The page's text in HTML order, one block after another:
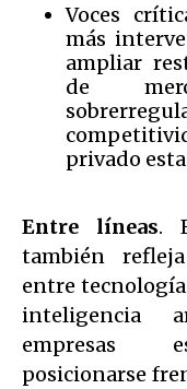
Voces
más
ampliar
de
privado
Entre líneas.
también
entre
inteligencia
empresas
posicionarse